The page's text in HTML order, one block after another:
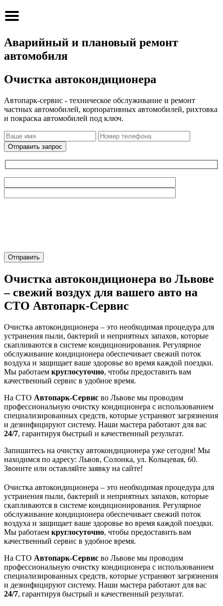
Аварийный и плановый ремонт
автомобиля
Очистка автокондиционера
Автопарк-сервис - техническое обслуживание и ремонт
частных автомобилей, корпоративных автомобилей, рихтовка
и покраска автомобилей под ключ.
Отправить запрос
Очистка автокондиционера во Львове
– свежий воздух для вашего авто на
СТО Автопарк-Сервис
Очистка автокондиционера – это необходимая процедура для
устранения пыли, бактерий и неприятных запахов, которые
скапливаются в системе кондиционирования. Регулярное
обслуживание кондиционера обеспечивает свежий поток
воздуха и защищает ваше здоровье во время каждой поездки.
Мы работаем круглосуточно, чтобы предоставить вам
качественный сервис в удобное время.
На СТО Автопарк-Сервис во Львове мы проводим
профессиональную очистку кондиционера с использованием
специализированных средств, которые устраняют загрязнения
и дезинфицируют систему. Наши мастера работают для вас
24/7, гарантируя быстрый и качественный результат.
Запишитесь на очистку автокондиционера уже сегодня! Мы
находимся по адресу: Львов, Солонка, ул. Кольцевая, 60.
Звоните или оставляйте заявку на сайте!
Очистка автокондиционера – это необходимая процедура для
устранения пыли, бактерий и неприятных запахов, которые
скапливаются в системе кондиционирования. Регулярное
обслуживание кондиционера обеспечивает свежий поток
воздуха и защищает ваше здоровье во время каждой поездки.
Мы работаем круглосуточно, чтобы предоставить вам
качественный сервис в удобное время.
На СТО Автопарк-Сервис во Львове мы проводим
профессиональную очистку кондиционера с использованием
специализированных средств, которые устраняют загрязнения
и дезинфицируют систему. Наши мастера работают для вас
24/7, гарантируя быстрый и качественный результат.